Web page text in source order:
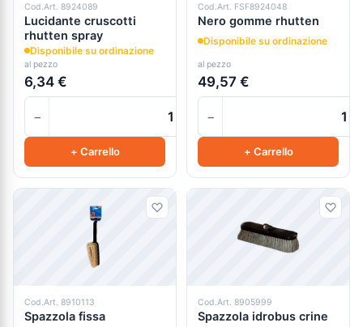
Cod.Art. 8924089
Lucidante cruscotti
rhutten spray
Disponibile su ordinazione
al pezzo
6,34 €
−
+ Carrello
Cod.Art. FSF8924048
Nero gomme rhutten
Disponibile su ordinazione
al pezzo
49,57 €
−
+ Carrello
Cod.Art. 8910113
Spazzola fissa
Cod.Art. 8905999
Spazzola idrobus crine